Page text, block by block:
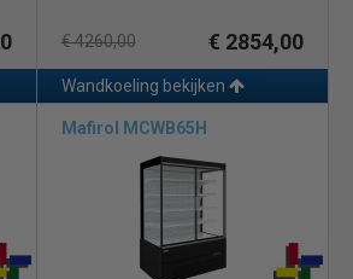
€ 4260,00 € 2854,00
Wandkoeling bekijken
Mafirol MCWB65H